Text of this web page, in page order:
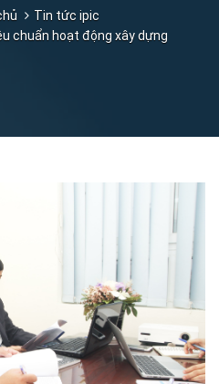
Tin tức ipic
chuẩn hoạt động xây dựng